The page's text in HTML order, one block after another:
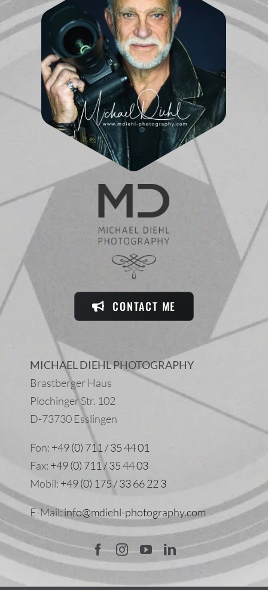
CONTACT ME
MICHAEL DIEHL PHOTOGRAPHY
Brastberger Haus
Plochinger Str. 102
D-73730 Esslingen
Fon: +49 (0) 711 / 35 44 01
Fax: +49 (0) 711 / 35 44 03
Mobil: +49 (0) 175 / 33 66 22 3
E-Mail:info@mdiehl-photography.com